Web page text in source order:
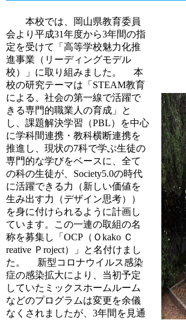
本校では、岡山県教育委員
会より平成31年度から3年間の指
定を受けて「高等学校魅力化推
進事業（リーディングモデル
校）」に取り組みました。 本
校の研究テーマは「STEAM教育
による、社会の第一線で活躍で
きる専門的職業人の育成」と
し、課題解決学習（PBL）を中心
に学科間連携・教科横断連携を
推進し、現状の7科で学ぶ生徒の
専門的な学びをベースに、全て
の科の生徒が、Society5.0の時代
に活躍できる力（新しい価値を
生み出す力（デザイン思考））
を身に付けられるように計画し
ています。この一連の取組の名
称を募集し「OCP（Ｏkako Ｃ
reative Ｐroject）」と名付けまし
た。 新型コロナウイルス感染
症の感染拡大により、当初予定
していたミックスホームルーム
などのプログラムは変更を余儀
なくされましたが、3年間を見通